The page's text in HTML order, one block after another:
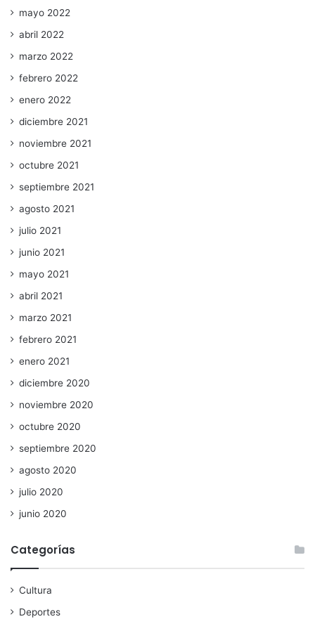
mayo 2022
abril 2022
marzo 2022
febrero 2022
enero 2022
diciembre 2021
noviembre 2021
octubre 2021
septiembre 2021
agosto 2021
julio 2021
junio 2021
mayo 2021
abril 2021
marzo 2021
febrero 2021
enero 2021
diciembre 2020
noviembre 2020
octubre 2020
septiembre 2020
agosto 2020
julio 2020
junio 2020
Categorías
Cultura
Deportes